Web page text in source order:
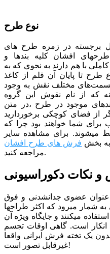
نوع طرح
برجسته در زمره طرح های
افشان كليه بندها و
با هم دارند به نحوي كه به
تا پايان آن قلم از كاغذ
قسمت‌های مختلف نقش به وجود
كه از نام نقوش اين گروه
موجود در طرح ،در متن
از فضای کوچکی برخوردارید
شما خواهند بود چرا که
می­شوند. برای مشاهده سایر
بخش فرش های طرح افشان
مراجعه کنید.
نکات دکوراسیونی
عنوان عضوی جدانشدنی و فوق
شمار میرود که اکثر طراح­ها
می­کنند و جایگاه ویژه آن
انکار است. گاهی اوقات تجسم
یک تخته فرش ایرانی واقعا
غیرقابل تصور است!